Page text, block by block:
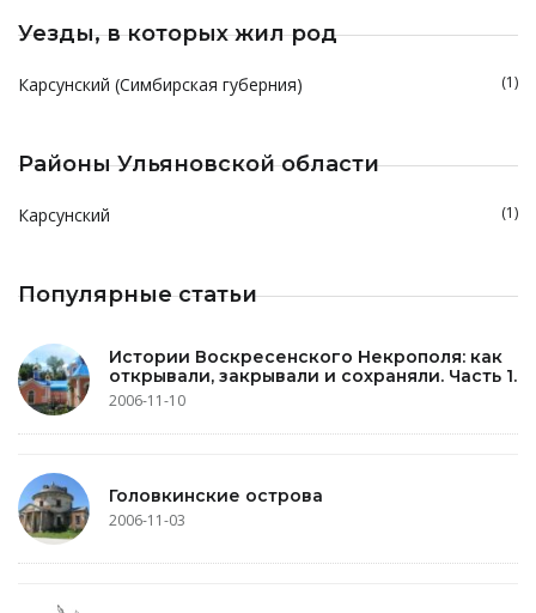
Уезды, в которых жил род
Карсунский (Симбирская губерния) (1)
Районы Ульяновской области
Карсунский (1)
Популярные статьи
Истории Воскресенского Некрополя: как
открывали, закрывали и сохраняли. Часть 1.
2006-11-10
Головкинские острова
2006-11-03